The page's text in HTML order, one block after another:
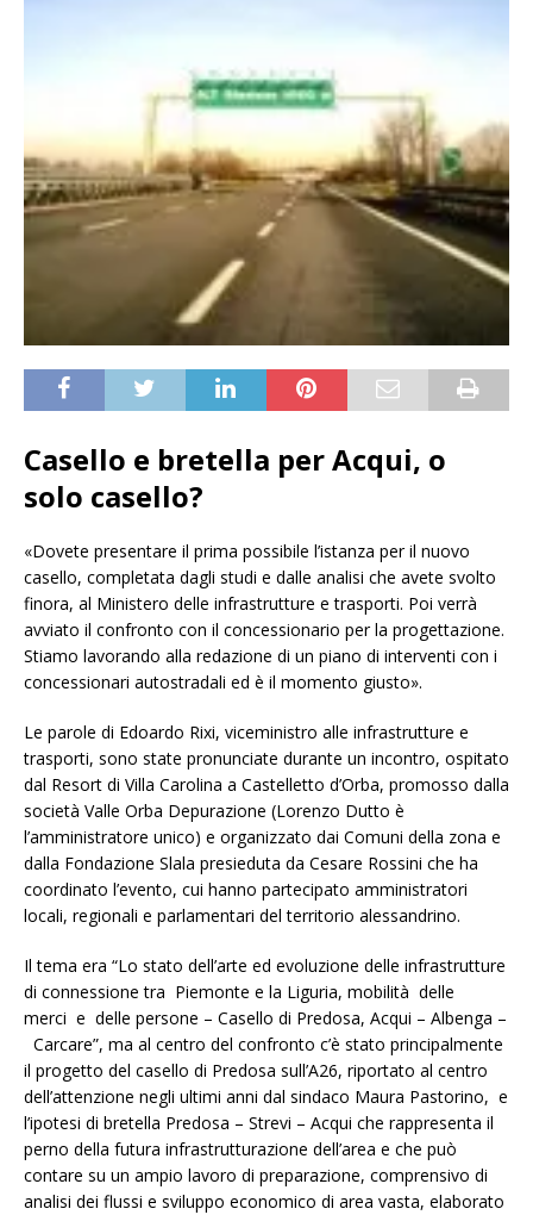
Casello e bretella per Acqui, o
solo casello?
«Dovete presentare il prima possibile l’istanza per il nuovo
casello, completata dagli studi e dalle analisi che avete svolto
finora, al Ministero delle infrastrutture e trasporti. Poi verrà
avviato il confronto con il concessionario per la progettazione.
Stiamo lavorando alla redazione di un piano di interventi con i
concessionari autostradali ed è il momento giusto».
Le parole di Edoardo Rixi, viceministro alle infrastrutture e
trasporti, sono state pronunciate durante un incontro, ospitato
dal Resort di Villa Carolina a Castelletto d’Orba, promosso dalla
società Valle Orba Depurazione (Lorenzo Dutto è
l’amministratore unico) e organizzato dai Comuni della zona e
dalla Fondazione Slala presieduta da Cesare Rossini che ha
coordinato l’evento, cui hanno partecipato amministratori
locali, regionali e parlamentari del territorio alessandrino.
Il tema era “Lo stato dell’arte ed evoluzione delle infrastrutture
di connessione tra Piemonte e la Liguria, mobilità delle
merci e delle persone – Casello di Predosa, Acqui – Albenga –
Carcare”, ma al centro del confronto c’è stato principalmente
il progetto del casello di Predosa sull’A26, riportato al centro
dell’attenzione negli ultimi anni dal sindaco Maura Pastorino, e
l’ipotesi di bretella Predosa – Strevi – Acqui che rappresenta il
perno della futura infrastrutturazione dell’area e che può
contare su un ampio lavoro di preparazione, comprensivo di
analisi dei flussi e sviluppo economico di area vasta, elaborato